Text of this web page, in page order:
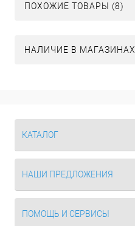
ПОХОЖИЕ ТОВАРЫ (8)
НАЛИЧИЕ В МАГАЗИНАХ
КАТАЛОГ
НАШИ ПРЕДЛОЖЕНИЯ
ПОМОЩЬ И СЕРВИСЫ